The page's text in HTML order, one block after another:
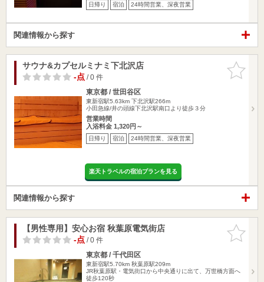
日帰り 宿泊 24時間営業、深夜営業
関連情報から探す
お気に入
りに追加
サウナ&カプセルミナミ下北沢店
-点/ 0 件
東京都 / 世田谷区
東新宿駅5.63km 下北沢駅266m
小田急線/井の頭線下北沢駅南口より徒歩３分
営業時間
入浴料金 1,320円～
日帰り 宿泊 24時間営業、深夜営業
楽天トラベルの宿泊プランを見る
関連情報から探す
お気に入
りに追加
【男性専用】安心お宿 秋葉原電気街店
-点/ 0 件
東京都 / 千代田区
東新宿駅5.70km 秋葉原駅209m
JR秋葉原駅・電気街口から中央通りに出て、万世橋方面へ
徒歩120秒